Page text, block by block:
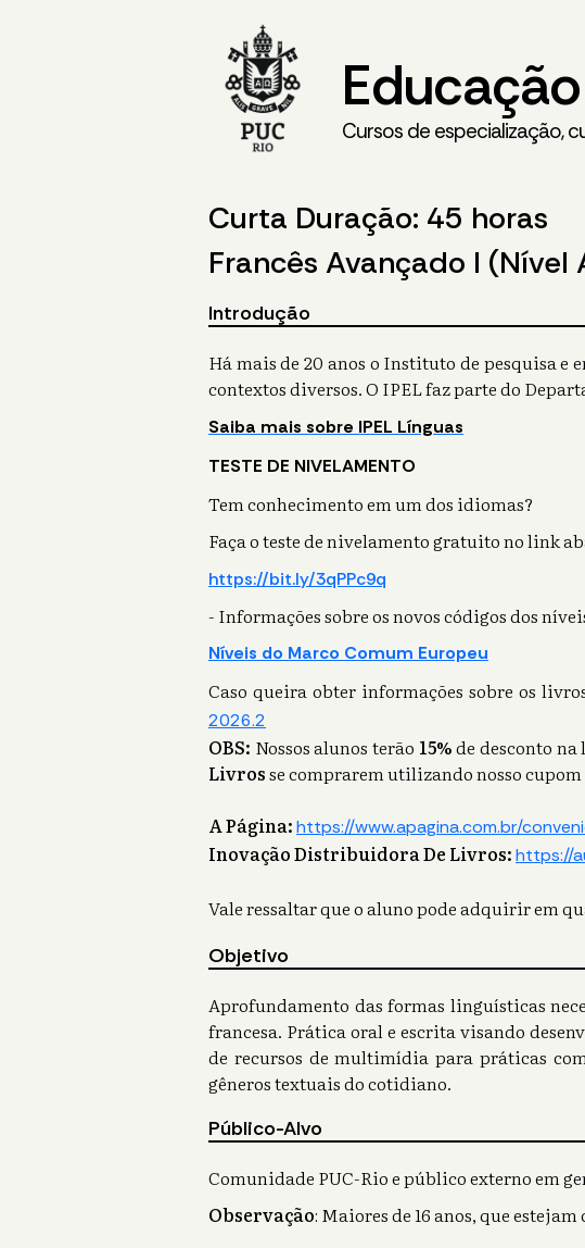
Cursos de especialização,
Curta Duração: 45 horas
Francês Avançado I (Nível
Introdução
Há mais de 20 anos o Instituto de pesquisa e
contextos diversos. O IPEL faz parte do
Saiba mais sobre IPEL Línguas
TESTE DE NIVELAMENTO
Tem conhecimento em um dos idiomas?
Faça o teste de nivelamento gratuito no link
https://bit.ly/3qPPc9q
- Informações sobre os novos códigos dos
Níveis do Marco Comum Europeu
Caso queira obter informações sobre os
2026.2
OBS: Nossos alunos terão 15%de desconto
Livrosse comprarem utilizando nosso cupom
A Página:https://www.apagina.com.br/
Inovação Distribuidora De Livros:https://
Vale ressaltar que o aluno pode adquirir em
Objetivo
Aprofundamento das formas linguísticas
francesa. Prática oral e escrita visando
de recursos de multimídia para práticas
gêneros textuais do cotidiano.
Público-Alvo
Comunidade PUC-Rio e público externo em
Observação: Maiores de 16 anos, que